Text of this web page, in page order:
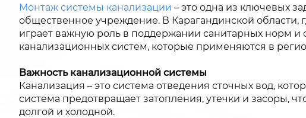
Монтаж системы канализации – это одна из ключевых
общественное учреждение. В Карагандинской области,
играет важную роль в поддержании санитарных норм
канализационных систем, которые применяются в
Важность канализационной системы
Канализация – это система отведения сточных вод,
система предотвращает затопления, утечки и засоры,
долгой и холодной.